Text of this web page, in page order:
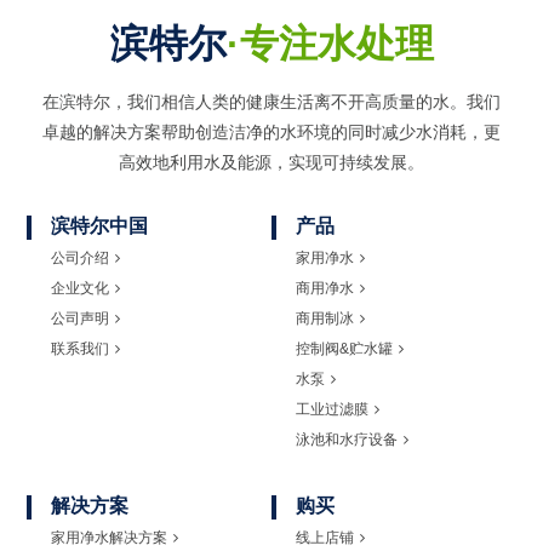
滨特尔·专注水处理
在滨特尔，我们相信人类的健康生活离不开高质量的水。我们
卓越的解决方案帮助创造洁净的水环境的同时减少水消耗，更
高效地利用水及能源，实现可持续发展。
滨特尔中国
公司介绍
企业文化
公司声明
联系我们
产品
家用净水
商用净水
商用制冰
控制阀&贮水罐
水泵
工业过滤膜
泳池和水疗设备
解决方案
家用净水解决方案
购买
线上店铺